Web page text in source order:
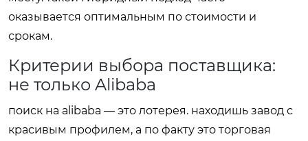
оказывается оптимальным по стоимости и
срокам.
Критерии выбора поставщика:
не только Alibaba
поиск на alibaba — это лотерея. находишь завод с
красивым профилем, а по факту это торговая